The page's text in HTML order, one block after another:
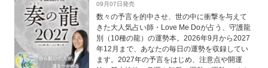
09月07日発売
数々の予言を的中させ、世の中に衝撃を与えて
きた大人気占い師・Love Me Doが占う、守護龍
別（10種の龍）の運勢本。2026年9月から2027
年12月まで、あなたの毎日の運勢を収録してい
ます。2027年の予言をはじめ、注意点や開運